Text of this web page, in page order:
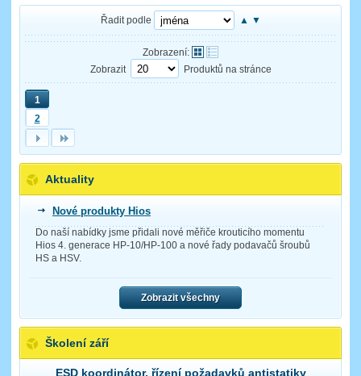
Řadit podle ▲ ▼
Zobrazení:
Zobrazit
Produktů na stránce
1
2
Aktuality
Nové produkty Hios
Do naší nabídky jsme přidali nové měřiče krouticího momentu
Hios 4. generace HP-10/HP-100 a nové řady podavačů šroubů
HS a HSV.
Zobrazit všechny
Školení září
ESD koordinátor, řízení požadavků antistatiky